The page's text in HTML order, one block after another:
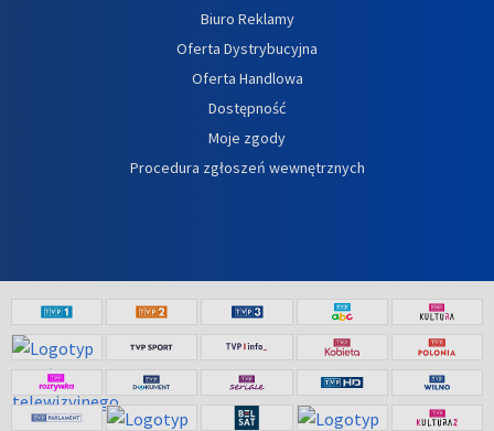
Biuro Reklamy
Oferta Dystrybucyjna
Oferta Handlowa
Dostępność
Moje zgody
Procedura zgłoszeń wewnętrznych